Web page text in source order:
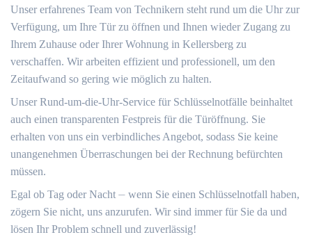
Unser erfahrenes Team von Technikern steht rund um die Uhr zur
Verfügung, um Ihre Tür zu öffnen und Ihnen wieder Zugang zu
Ihrem Zuhause oder Ihrer Wohnung in Kellersberg zu
verschaffen.​ Wir arbeiten effizient und professionell, um den
Zeitaufwand so gering wie möglich zu halten.​
Unser Rund-um-die-Uhr-Service für Schlüsselnotfälle beinhaltet
auch einen transparenten Festpreis für die Türöffnung.​ Sie
erhalten von uns ein verbindliches Angebot, sodass Sie keine
unangenehmen Überraschungen bei der Rechnung befürchten
müssen.​
Egal ob Tag oder Nacht ⏤ wenn Sie einen Schlüsselnotfall haben,
zögern Sie nicht, uns anzurufen. Wir sind immer für Sie da und
lösen Ihr Problem schnell und zuverlässig!​